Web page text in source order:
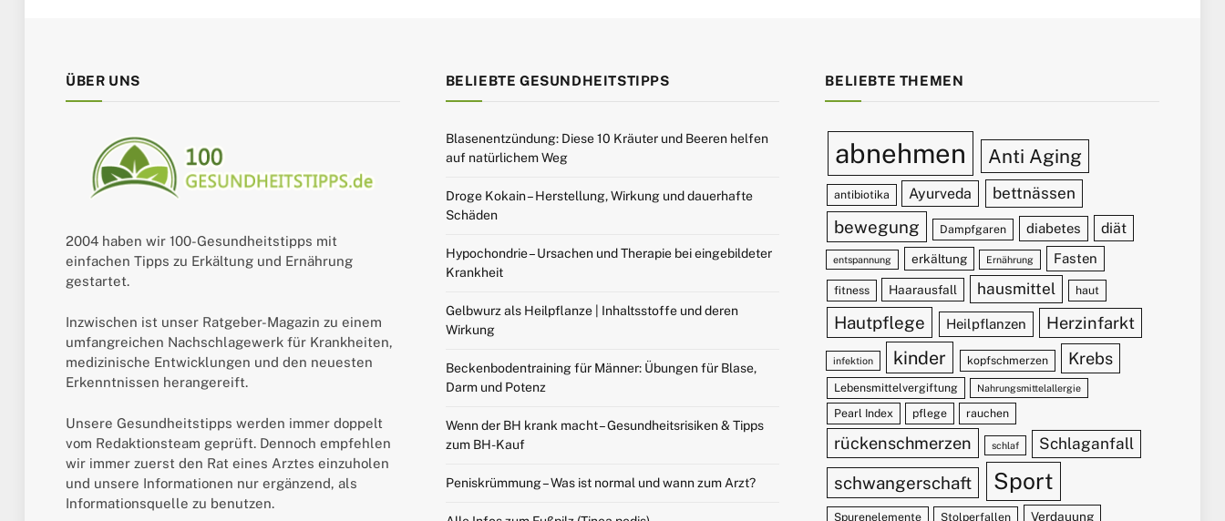
ÜBER UNS
2004 haben wir 100-Gesundheitstipps mit
einfachen Tipps zu Erkältung und Ernährung
gestartet.
Inzwischen ist unser Ratgeber-Magazin zu einem
umfangreichen Nachschlagewerk für Krankheiten,
medizinische Entwicklungen und den neuesten
Erkenntnissen herangereift.
Unsere Gesundheitstipps werden immer doppelt
vom Redaktionsteam geprüft. Dennoch empfehlen
wir immer zuerst den Rat eines Arztes einzuholen
und unsere Informationen nur ergänzend, als
Informationsquelle zu benutzen.
BELIEBTE GESUNDHEITSTIPPS
Blasenentzündung: Diese 10 Kräuter und Beeren helfen
auf natürlichem Weg
Droge Kokain – Herstellung, Wirkung und dauerhafte
Schäden
Hypochondrie – Ursachen und Therapie bei eingebildeter
Krankheit
Gelbwurz als Heilpflanze | Inhaltsstoffe und deren
Wirkung
Beckenbodentraining für Männer: Übungen für Blase,
Darm und Potenz
Wenn der BH krank macht – Gesundheitsrisiken & Tipps
zum BH-Kauf
Peniskrümmung – Was ist normal und wann zum Arzt?
BELIEBTE THEMEN
abnehmen Anti Aging
antibiotika Ayurveda bettnässen
bewegung Dampfgaren diabetes diät
entspannung erkältung Ernährung Fasten
fitness Haarausfall hausmittel haut
Hautpflege Heilpflanzen Herzinfarkt
infektion kinder kopfschmerzen Krebs
Lebensmittelvergiftung Nahrungsmittelallergie
Pearl Index pflege rauchen
rückenschmerzen schlaf Schlaganfall
schwangerschaft Sport
Spurenelemente Stolperfallen Verdauung